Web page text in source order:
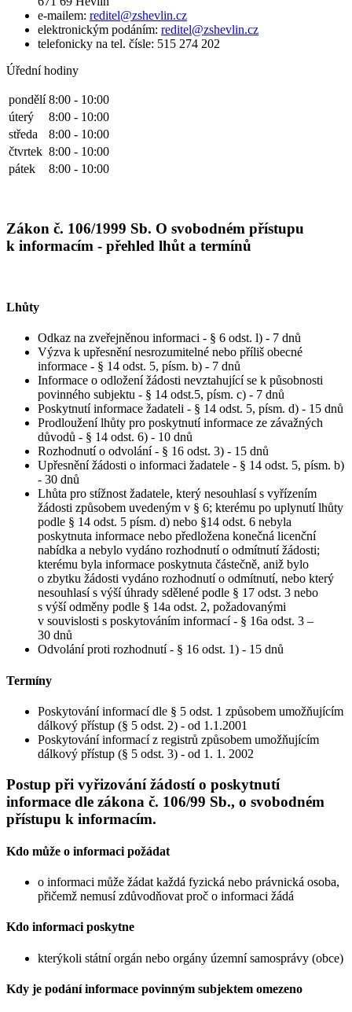
e-mailem: reditel@zshevlin.cz
elektronickým podáním: reditel@zshevlin.cz
telefonicky na tel. čísle: 515 274 202
Úřední hodiny
pondělí 8:00 - 10:00
úterý
8:00 - 10:00
středa
8:00 - 10:00
čtvrtek 8:00 - 10:00
pátek
8:00 - 10:00
Zákon č. 106/1999 Sb. O svobodném přístupu
k informacím - přehled lhůt a termínů
Lhůty
Odkaz na zveřejněnou informaci - § 6 odst. l) - 7 dnů
Výzva k upřesnění nesrozumitelné nebo příliš obecné
informace - § 14 odst. 5, písm. b) - 7 dnů
Informace o odložení žádosti nevztahující se k působnosti
povinného subjektu - § 14 odst.5, písm. c) - 7 dnů
Poskytnutí informace žadateli - § 14 odst. 5, písm. d) - 15 dnů
Prodloužení lhůty pro poskytnutí informace ze závažných
důvodů - § 14 odst. 6) - 10 dnů
Rozhodnutí o odvolání - § 16 odst. 3) - 15 dnů
Upřesnění žádosti o informaci žadatele - § 14 odst. 5, písm. b)
- 30 dnů
Lhůta pro stížnost žadatele, který nesouhlasí s vyřízením
žádosti způsobem uvedeným v § 6; kterému po uplynutí lhůty
podle § 14 odst. 5 písm. d) nebo §14 odst. 6 nebyla
poskytnuta informace nebo předložena konečná licenční
nabídka a nebylo vydáno rozhodnutí o odmítnutí žádosti;
kterému byla informace poskytnuta částečně, aniž bylo
o zbytku žádosti vydáno rozhodnutí o odmítnutí, nebo který
nesouhlasí s výší úhrady sdělené podle § 17 odst. 3 nebo
s výší odměny podle § 14a odst. 2, požadovanými
v souvislosti s poskytováním informací - § 16a odst. 3 –
30 dnů
Odvolání proti rozhodnutí - § 16 odst. 1) - 15 dnů
Termíny
Poskytování informací dle § 5 odst. 1 způsobem umožňujícím
dálkový přístup (§ 5 odst. 2) - od 1.1.2001
Poskytování informací z registrů způsobem umožňujícím
dálkový přístup (§ 5 odst. 3) - od 1. 1. 2002
Postup při vyřizování žádostí o poskytnutí
informace dle zákona č. 106/99 Sb., o svobodném
přístupu k informacím.
Kdo může o informaci požádat
o informaci může žádat každá fyzická nebo právnická osoba,
přičemž nemusí zdůvodňovat proč o informaci žádá
Kdo informaci poskytne
kterýkoli státní orgán nebo orgány územní samosprávy (obce)
Kdy je podání informace povinným subjektem omezeno